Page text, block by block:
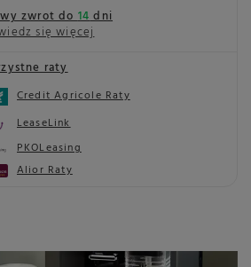
zwrot do14dni
się więcej
raty
Credit Agricole Raty
LeaseLink
PKOLeasing
Alior Raty